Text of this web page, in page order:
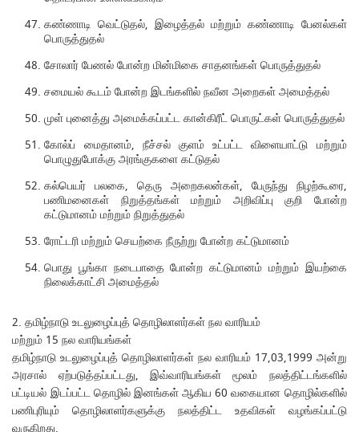
கண்ணாடி வெட்டுதல், இழைத்தல் மற்றும் கண்ணாடி பேனல்கள்
பொருத்துதல்
சோலார் பேணல் போன்ற மின்மிகை சாதனங்கள் பொருத்துதல்
சமையல் கூடம் போன்ற இடங்களில் நவீன அறைகள் அமைத்தல்
முள் புனைத்து அமைக்கப்பட்ட கான்கிரீட் பொருட்கள் பொருத்துதல்
கோல்ப் மைதானம், நீச்சல் குளம் உட்பட்ட விளையாட்டு மற்றும்
பொழுதுபோக்கு அரங்குகளை கட்டுதல்
கல்பெயர் பலகை, தெரு அறைகலன்கள், பேருந்து நிழற்கூரை,
பணிமனைகள் நிறுத்தங்கள் மற்றும் அறிவிப்பு குறி போன்ற
கட்டுமானம் மற்றும் நிறுத்துதல்
ரோட்டரி மற்றும் செயற்கை நீருற்று போன்ற கட்டுமானம்
பொது பூங்கா நடைபாதை போன்ற கட்டுமானம் மற்றும் இயற்கை
நிலைக்காட்சி அமைத்தல்
2. தமிழ்நாடு உடலுழைப்புத் தொழிலாளர்கள் நல வாரியம்
மற்றும் 15 நல வாரியங்கள்
தமிழ்நாடு உடலுழைப்புத் தொழிலாளர்கள் நல வாரியம் 17,03,1999 அன்று
அரசால் ஏற்படுத்தப்பட்டது, இவ்வாரியங்கள் மூலம் நலத்திட்டங்களில்
பட்டியல் இடப்பட்ட தொழில் இனங்கள் ஆகிய 60 வகையான தொழில்களில்
பணிபுரியும் தொழிலாளர்களுக்கு நலத்திட்ட உதவிகள் வழங்கப்பட்டு
வருகிறது.